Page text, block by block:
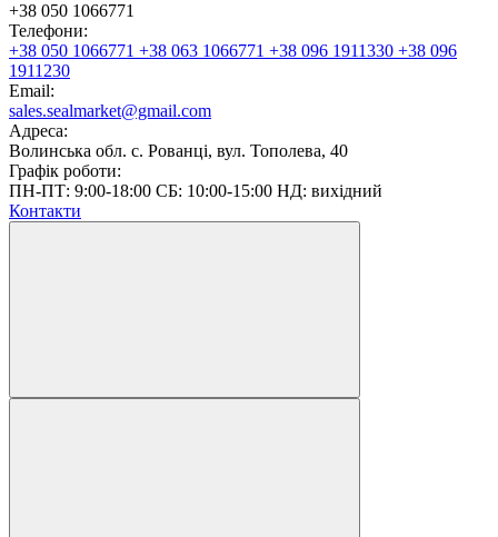
+38 050 1066771
Телефони:
+38 050 1066771 +38 063 1066771 +38 096 1911330 +38 096
1911230
Email:
sales.sealmarket@gmail.com
Адреса:
Волинська обл. с. Рованці, вул. Тополева, 40
Графік роботи:
ПН-ПТ: 9:00-18:00 СБ: 10:00-15:00 НД: вихідний
Контакти